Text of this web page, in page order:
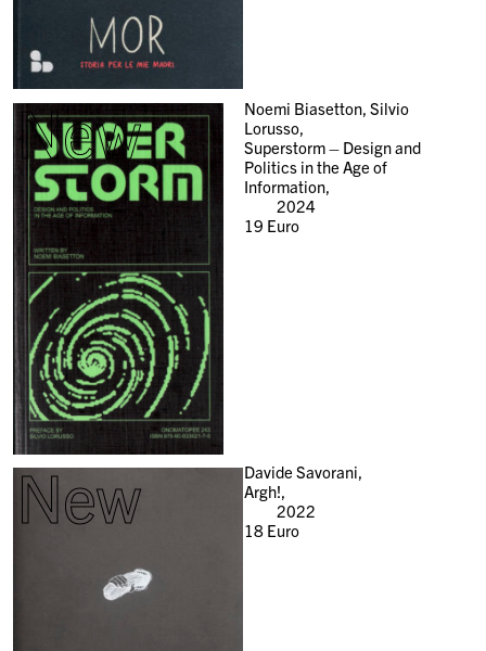
New
Noemi Biasetton, Silvio
Lorusso,
Superstorm – Design and
Politics in the Age of
Information,
2024
19 Euro
New
Davide Savorani,
Argh!,
2022
18Euro